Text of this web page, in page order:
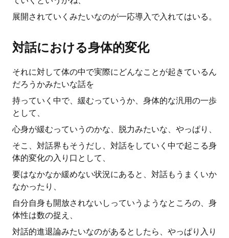
展開されていくみたいなのが一応導入で入れてはいる。
対話における身体的変化
それに対して体の中で実際にどんなことが起きているん
だろうかみたいな話を
持っていく中で、緩むっていうか、身体的な汎用の一歩
として、
心身が緩むっていうのかな、脱力みたいな、やっぱり、
そこ、対話界もそうだし、対話をしていく中で起こる身
体的変化の入り口として、
要はなかなか緩めない状況にあると、対話もうまくいか
なかったり、
自分自身も開放されないしっていうようなところの、身
体性は数の捉え、
対話的進退論みたいなのがあるとしたら、やっぱり入り